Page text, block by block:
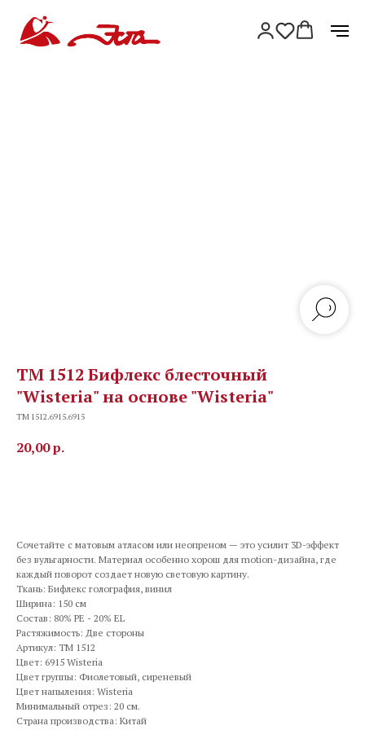
TM 1512 Бифлекс блесточный
"Wisteria" на основе "Wisteria"
TM 1512.6915.6915
20,00р.
Сочетайте с матовым атласом или неопреном — это усилит 3D-эффект
без вульгарности. Материал особенно хорош для motion-дизайна, где
каждый поворот создает новую световую картину.
Ткань: Бифлекс голография, винил
Ширина: 150 см
Состав: 80% PE - 20% EL
Растяжимость: Две стороны
Артикул: TM 1512
Цвет: 6915 Wisteria
Цвет группы: Фиолетовый, сиреневый
Цвет напыления: Wisteria
Минимальный отрез: 20 см.
Страна производства: Китай